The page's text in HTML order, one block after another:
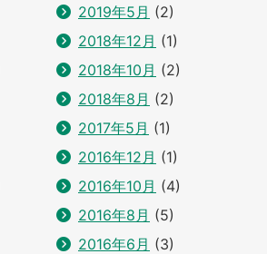
2019年5月 (2)
2018年12月 (1)
2018年10月 (2)
2018年8月 (2)
2017年5月 (1)
2016年12月 (1)
2016年10月 (4)
2016年8月 (5)
2016年6月 (3)